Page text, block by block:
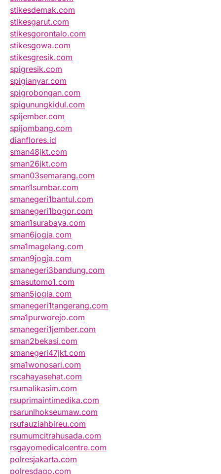
stikesdemak.com
stikesgarut.com
stikesgorontalo.com
stikesgowa.com
stikesgresik.com
spigresik.com
spigianyar.com
spigrobongan.com
spigunungkidul.com
spijember.com
spijombang.com
dianflores.id
sman48jkt.com
sman26jkt.com
sman03semarang.com
sman1sumbar.com
smanegeri1bantul.com
smanegeri1bogor.com
sman1surabaya.com
sman6jogja.com
sma1magelang.com
sman9jogja.com
smanegeri3bandung.com
smasutomo1.com
sman5jogja.com
smanegeri1tangerang.com
sma1purworejo.com
smanegeri1jember.com
sman2bekasi.com
smanegeri47jkt.com
sma1wonosari.com
rscahayasehat.com
rsumalikasim.com
rsuprimaintimedika.com
rsarunlhokseumaw.com
rsufauziahbireu.com
rsumumcitrahusada.com
rsgayomedicalcentre.com
polresjakarta.com
polresdago.com